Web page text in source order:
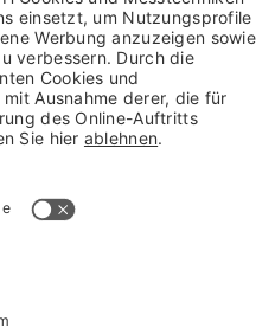
2010
Verbundgruppe beauty alliance